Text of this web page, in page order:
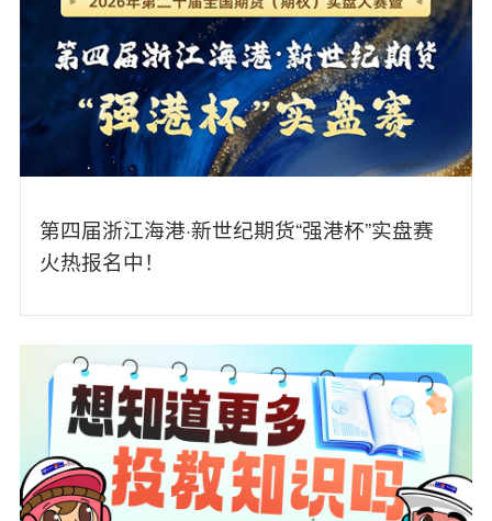
第四届浙江海港·新世纪期货“强港杯”实盘赛
火热报名中！